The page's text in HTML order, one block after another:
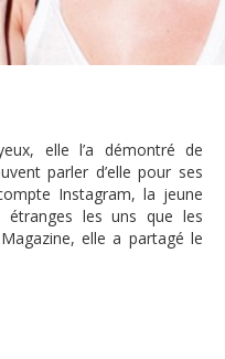
elle l’a démontré de
parler d’elle pour ses
Instagram, la jeune
étranges les uns que les
elle a partagé le